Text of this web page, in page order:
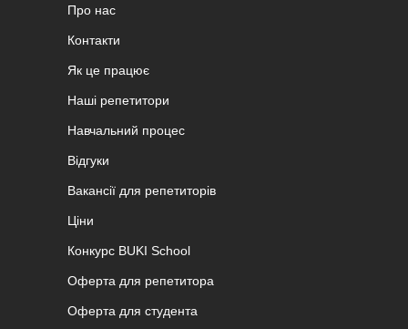
Про нас
Контакти
Як це працює
Наші репетитори
Навчальний процес
Відгуки
Вакансії для репетиторів
Ціни
Конкурс BUKI School
Оферта для репетитора
Оферта для студента